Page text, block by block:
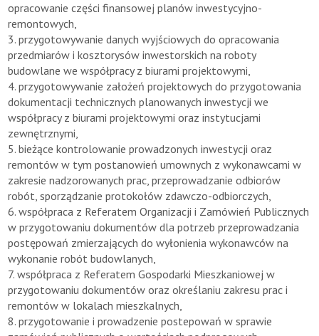
opracowanie części finansowej planów inwestycyjno-
remontowych,
3. przygotowywanie danych wyjściowych do opracowania
przedmiarów i kosztorysów inwestorskich na roboty
budowlane we współpracy z biurami projektowymi,
4. przygotowywanie założeń projektowych do przygotowania
dokumentacji technicznych planowanych inwestycji we
współpracy z biurami projektowymi oraz instytucjami
zewnętrznymi,
5. bieżące kontrolowanie prowadzonych inwestycji oraz
remontów w tym postanowień umownych z wykonawcami w
zakresie nadzorowanych prac, przeprowadzanie odbiorów
robót, sporządzanie protokołów zdawczo-odbiorczych,
6. współpraca z Referatem Organizacji i Zamówień Publicznych
w przygotowaniu dokumentów dla potrzeb przeprowadzania
postępowań zmierzających do wyłonienia wykonawców na
wykonanie robót budowlanych,
7. współpraca z Referatem Gospodarki Mieszkaniowej w
przygotowaniu dokumentów oraz określaniu zakresu prac i
remontów w lokalach mieszkalnych,
8. przygotowanie i prowadzenie postepowań w sprawie